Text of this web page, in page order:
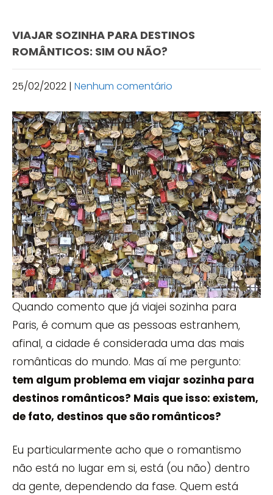
VIAJAR SOZINHA PARA DESTINOS
ROMÂNTICOS: SIM OU NÃO?
25/02/2022 | Nenhum comentário
Quando comento que já viajei sozinha para
Paris, é comum que as pessoas estranhem,
afinal, a cidade é considerada uma das mais
românticas do mundo. Mas aí me pergunto:
tem algum problema em viajar sozinha para
destinos românticos? Mais que isso: existem,
de fato, destinos que são românticos?
Eu particularmente acho que o romantismo
não está no lugar em si, está (ou não) dentro
da gente, dependendo da fase. Quem está